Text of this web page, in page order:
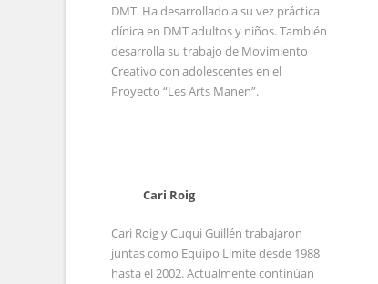
DMT. Ha desarrollado a su vez práctica
clínica en DMT adultos y niños. También
desarrolla su trabajo de Movimiento
Creativo con adolescentes en el
Proyecto “Les Arts Manen”.
Cari Roig
Cari Roig y Cuqui Guillén trabajaron
juntas como Equipo Límite desde 1988
hasta el 2002. Actualmente continúan